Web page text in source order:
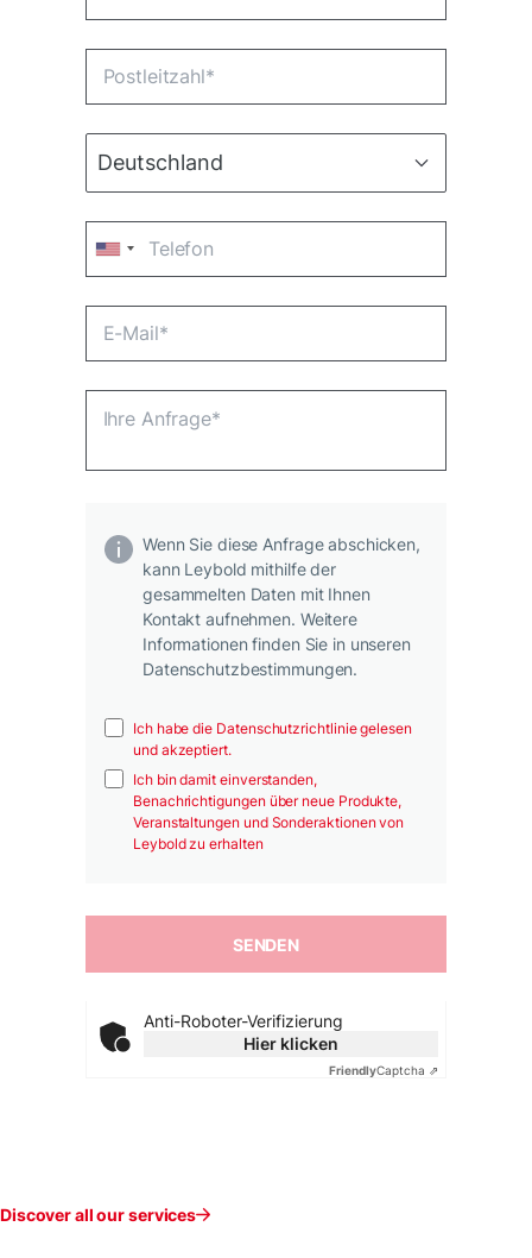
Wenn Sie diese Anfrage abschicken,
kann Leybold mithilfe der
gesammelten Daten mit Ihnen
Kontakt aufnehmen. Weitere
Informationen finden Sie in unseren
Datenschutzbestimmungen.
Ich habe die Datenschutzrichtlinie gelesen
und akzeptiert.
Ich bin damit einverstanden,
Benachrichtigungen über neue Produkte,
Veranstaltungen und Sonderaktionen von
Leybold zu erhalten
Anti-Roboter-Verifizierung
Hier klicken
FriendlyCaptcha ⇗
Discover all our services